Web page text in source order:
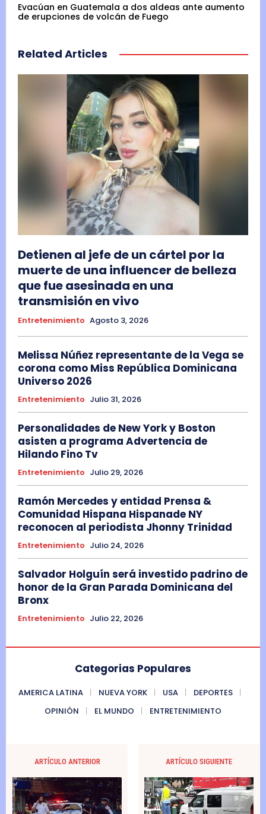
Evacúan en Guatemala a dos aldeas ante aumento
de erupciones de volcán de Fuego
Related Articles
Detienen al jefe de un cártel por la
muerte de una influencer de belleza
que fue asesinada en una
transmisión en vivo
Entretenimiento Agosto 3, 2026
Melissa Núñez representante de la Vega se
corona como Miss República Dominicana
Universo 2026
Entretenimiento Julio 31, 2026
Personalidades de New York y Boston
asisten a programa Advertencia de
Hilando Fino Tv
Entretenimiento Julio 29, 2026
Ramón Mercedes y entidad Prensa &
Comunidad Hispana Hispanade NY
reconocen al periodista Jhonny Trinidad
Entretenimiento Julio 24, 2026
Salvador Holguín será investido padrino de
honor de la Gran Parada Dominicana del
Bronx
Entretenimiento Julio 22, 2026
Categorias Populares
AMERICA LATINA NUEVA YORK USA
DEPORTES
OPINIÓN
EL MUNDO ENTRETENIMIENTO
ARTÍCULO ANTERIOR ARTÍCULO SIGUIENTE